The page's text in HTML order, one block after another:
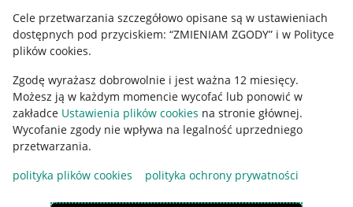
Cele przetwarzania szczegółowo opisane są w ustawieniach
dostępnych pod przyciskiem: “ZMIENIAM ZGODY” i w Polityce
plików cookies.
Zgodę wyrażasz dobrowolnie i jest ważna 12 miesięcy.
Możesz ją w każdym momencie wycofać lub ponowić w
zakładce Ustawienia plików cookies na stronie głównej.
Wycofanie zgody nie wpływa na legalność uprzedniego
przetwarzania.
polityka plików cookies
polityka ochrony prywatności
Udostępnianie lokalizacji
Informacje dla Aktu o Usługach Cyfrowych
Pobierz aplikację